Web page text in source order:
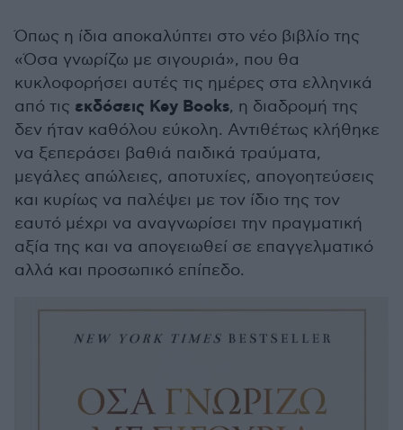
Όπως η ίδια αποκαλύπτει στο νέο βιβλίο της
«Όσα γνωρίζω με σιγουριά», που θα
κυκλοφορήσει αυτές τις ημέρες στα ελληνικά
από τις εκδόσεις Key Books, η διαδρομή της
δεν ήταν καθόλου εύκολη. Αντιθέτως κλήθηκε
να ξεπεράσει βαθιά παιδικά τραύματα,
μεγάλες απώλειες, αποτυχίες, απογοητεύσεις
και κυρίως να παλέψει με τον ίδιο της τον
εαυτό μέχρι να αναγνωρίσει την πραγματική
αξία της και να απογειωθεί σε επαγγελματικό
αλλά και προσωπικό επίπεδο.